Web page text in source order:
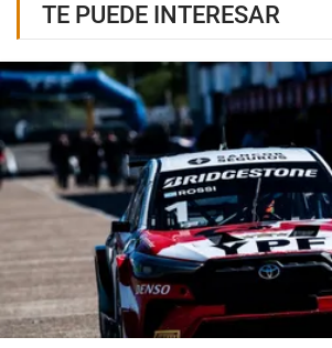
TE PUEDE INTERESAR